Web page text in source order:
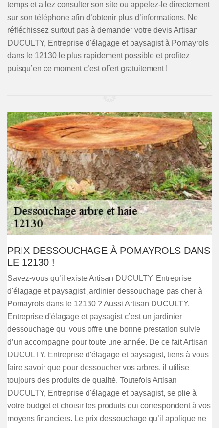
temps et allez consulter son site ou appelez-le directement
sur son téléphone afin d’obtenir plus d’informations. Ne
réfléchissez surtout pas à demander votre devis Artisan
DUCULTY, Entreprise d'élagage et paysagist à Pomayrols
dans le 12130 le plus rapidement possible et profitez
puisqu’en ce moment c’est offert gratuitement !
PRIX DESSOUCHAGE À POMAYROLS DANS
LE 12130 !
Savez-vous qu’il existe Artisan DUCULTY, Entreprise
d'élagage et paysagist jardinier dessouchage pas cher à
Pomayrols dans le 12130 ? Aussi Artisan DUCULTY,
Entreprise d'élagage et paysagist c’est un jardinier
dessouchage qui vous offre une bonne prestation suivie
d’un accompagne pour toute une année. De ce fait Artisan
DUCULTY, Entreprise d'élagage et paysagist, tiens à vous
faire savoir que pour dessoucher vos arbres, il utilise
toujours des produits de qualité. Toutefois Artisan
DUCULTY, Entreprise d'élagage et paysagist, se plie à
votre budget et choisir les produits qui correspondent à vos
moyens financiers. Le prix dessouchage qu’il applique ne